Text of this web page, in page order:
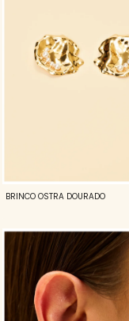
BRINCO OSTRA DOURADO